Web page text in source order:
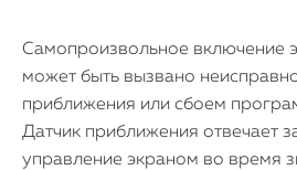
Самопроизвольное включение
может быть вызвано
приближения или сбоем
Датчик приближения отвечает
управление экраном во время